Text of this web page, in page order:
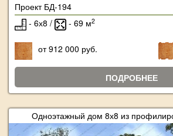
Проект БД-194
- 6х8 /
- 69 м2
от 912 000 руб.
ПОДРОБНЕЕ
Одноэтажный дом 8х8 из